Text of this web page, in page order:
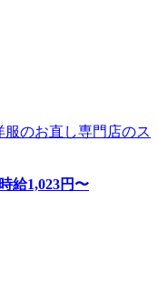
服のお直し専門店のス
時給1,023円〜